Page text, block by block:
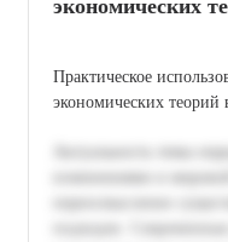
экономических
Практическое
экономических теорий